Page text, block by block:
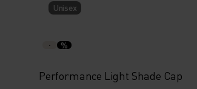
Unisex
%
Performance Light Shade Cap